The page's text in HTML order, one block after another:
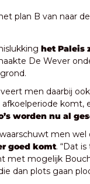
plan B van naar
het Paleis
De Wever
men daarbij
komt,
worden nu al
men
goed komt. “Dat
met mogelijk
dan plots gaan